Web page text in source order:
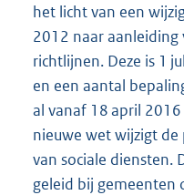
het licht van een
2012 naar aanleiding
richtlijnen. Deze is 1
en een aantal
al vanaf 18 april
nieuwe wet wijzigt
van sociale diensten.
geleid bij gemeenten